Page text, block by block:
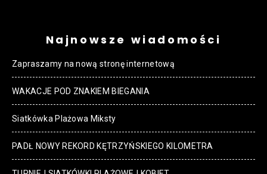
Najnowsze wiadomości
Zapraszamy na nową stronę internetową
WAKACJE POD ZNAKIEM BIEGANIA
Siatkówka Plażowa Miksty
PADŁ NOWY REKORD KĘTRZYŃSKIEGO KILOMETRA